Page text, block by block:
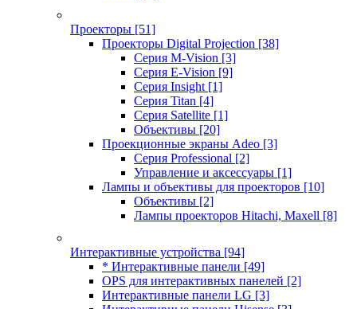
Проекторы [51]
Проекторы Digital Projection [38]
Серия M-Vision [3]
Серия E-Vision [9]
Серия Insight [1]
Серия Titan [4]
Серия Satellite [1]
Объективы [20]
Проекционные экраны Adeo [3]
Серия Professional [2]
Управление и аксессуары [1]
Лампы и объективы для проекторов [10]
Объективы [2]
Лампы проекторов Hitachi, Maxell [8]
Интерактивные устройства [94]
* Интерактивные панели [49]
OPS для интерактивных панелей [2]
Интерактивные панели LG [3]